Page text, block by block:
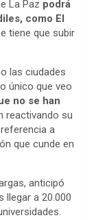
La Paz podrá
como El
tiene que subir
las ciudades
único que veo
no se han
reactivando su
a
que cunde en
anticipó
llegar a 20.000